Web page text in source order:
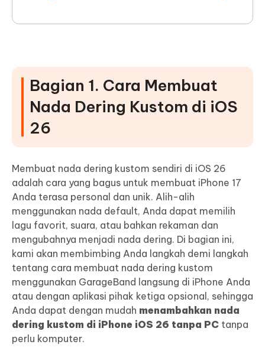
Bagian 1. Cara Membuat
Nada Dering Kustom di iOS
26
Membuat nada dering kustom sendiri di iOS 26
adalah cara yang bagus untuk membuat iPhone 17
Anda terasa personal dan unik. Alih-alih
menggunakan nada default, Anda dapat memilih
lagu favorit, suara, atau bahkan rekaman dan
mengubahnya menjadi nada dering. Di bagian ini,
kami akan membimbing Anda langkah demi langkah
tentang cara membuat nada dering kustom
menggunakan GarageBand langsung di iPhone Anda
atau dengan aplikasi pihak ketiga opsional, sehingga
Anda dapat dengan mudah menambahkan nada
dering kustom di iPhone iOS 26 tanpa PC tanpa
perlu komputer.